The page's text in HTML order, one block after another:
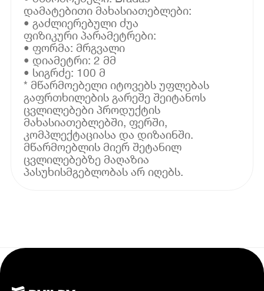
დამატებითი მახასიათებლები:
• გაძლიერებული ძუა
ფიზიკური პარამეტრები:
• ფორმა: მრგვალი
• დიამეტრი: 2 მმ
• სიგრძე: 100 მ
* მწარმოებელი იტოვებს უფლებას
გაფრთხილების გარეშე შეიტანოს
ცვლილებები პროდუქტის
მახასიათებლებში, ფერში,
კომპლექტაციასა და დიზაინში.
მწარმოებლის მიერ შეტანილ
ცვლილებებზე მაღაზია
პასუხისმგებლობას არ იღებს.